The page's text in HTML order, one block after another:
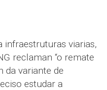
infraestruturas viarias,
reclaman “o remate
da variante de
estudar a